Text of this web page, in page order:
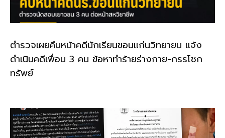
ตำรวจเผยคืบหน้าคดีนักเรียนขอนแก่นวิทยายน แจ้ง
ดำเนินคดีเพื่อน 3 คน ข้อหาทำร้ายร่างกาย-กรรโชก
ทรัพย์